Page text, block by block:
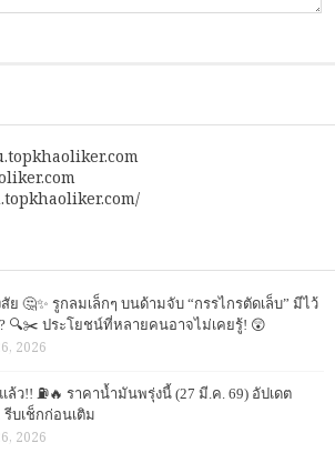
ย 🤔✨ รูกลมเล็กๆ บนด้ามจับ “กรรไกรตัดเล็บ” มีไว้
🔍✂️ ประโยชน์ที่หลายคนอาจไม่เคยรู้! 😲
2026
ล้ว!! ⛽🔥 ราคาน้ำมันพรุ่งนี้ (27 มี.ค. 69) อัปเดต
รีบเช็กก่อนเติม
2026